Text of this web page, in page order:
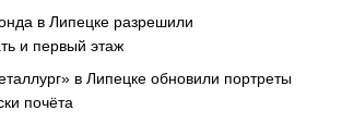
в Липецке разрешили
и первый этаж
в Липецке обновили портреты
почёта